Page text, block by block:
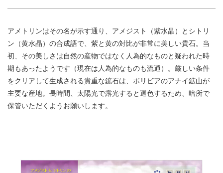
アメトリンはその名が示す通り、アメジスト（紫水晶）とシトリ
ン（黄水晶）の合成語で、紫と黄の対比が非常に美しい貴石。当
初、その美しさは自然の産物ではなく人為的なものと疑われた時
期もあったようです（現在は人為的なものも流通）。厳しい条件
をクリアして生成される貴重な鉱石は、ボリビアのアナイ鉱山が
主要な産地。長時間、太陽光で露光すると退色するため、暗所で
保管いただくようお願いします。